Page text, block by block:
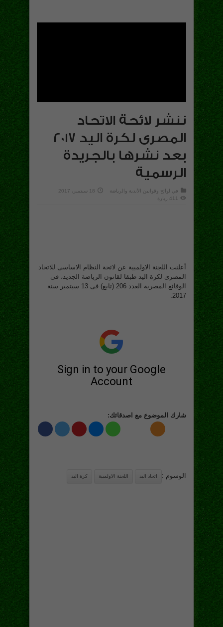
ننشر لائحة الاتحاد
المصرى لكرة اليد 2017
بعد نشرها بالجريدة
الرسمية
في لوائح وقوانين الأندية والرياضة
18 سبتمبر، 2017
411 زيارة
أعلنت اللجنة الاولمبية عن لائحة النظام الاساسى للاتحاد
المصرى لكرة اليد طبقا لقانون الرياضة الجديد، فى
الوقائع المصرية العدد 206 (تابع) فى 13 سبتمبر سنة
2017.
شارك الموضوع مع اصدقائك:
الوسوم : اتحاد اليد اللجنة الاولمبية كرة اليد